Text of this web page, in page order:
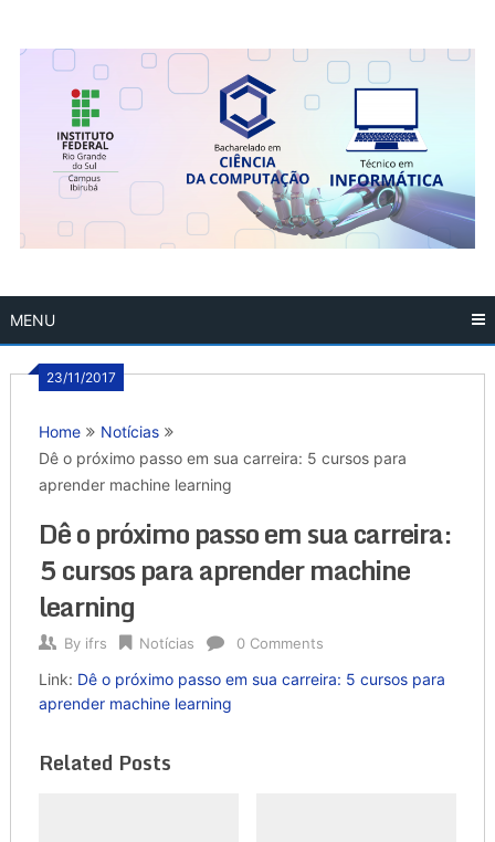
MENU
23/11/2017
Home
Notícias
Dê o próximo passo em sua carreira: 5 cursos para
aprender machine learning
Dê o próximo passo em sua carreira:
5 cursos para aprender machine
learning
By ifrs Notícias 0 Comments
Link: Dê o próximo passo em sua carreira: 5 cursos para
aprender machine learning
Related Posts